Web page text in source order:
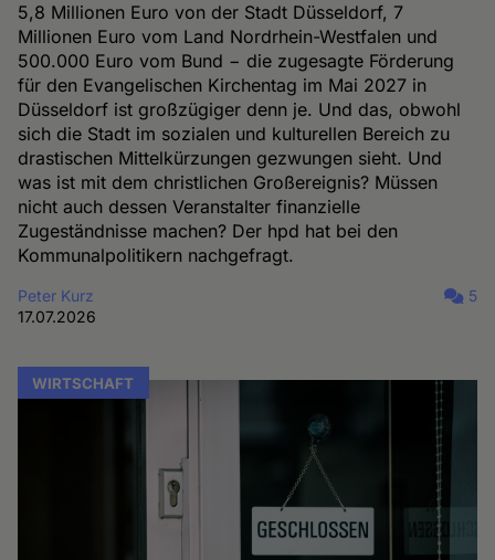
5,8 Millionen Euro von der Stadt Düsseldorf, 7
Millionen Euro vom Land Nordrhein-Westfalen und
500.000 Euro vom Bund − die zugesagte Förderung
für den Evangelischen Kirchentag im Mai 2027 in
Düsseldorf ist großzügiger denn je. Und das, obwohl
sich die Stadt im sozialen und kulturellen Bereich zu
drastischen Mittelkürzungen gezwungen sieht. Und
was ist mit dem christlichen Großereignis? Müssen
nicht auch dessen Veranstalter finanzielle
Zugeständnisse machen? Der hpd hat bei den
Kommunalpolitikern nachgefragt.
Peter Kurz
17.07.2026
5
WIRTSCHAFT